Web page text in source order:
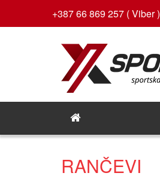
+387 66 869 257 ( Viber )
RANČEVI